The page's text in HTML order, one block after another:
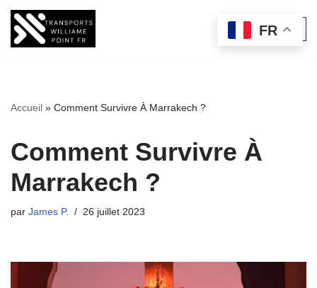
Aller
Accueil » Comment Survivre À Marrakech ?
Comment Survivre À
Marrakech ?
par James P. 26 juillet 2023
FR